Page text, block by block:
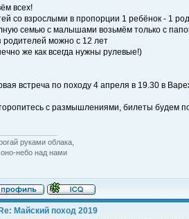
всех!
со взрослыми в пропорции 1 ребёнок - 1
семью с малышами возьмём только с
родителей можно с 12 лет
же как всегда нужны рулевые!)
встреча по походу 4 апреля в 19.30 в
с размышлениями, билеты будем
руками облака,
оно-небо над нами
Re: Майский поход 2019